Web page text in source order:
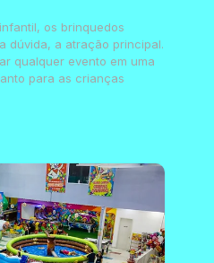
os brinquedos
dúvida, a atração principal.
qualquer evento em uma
para as crianças